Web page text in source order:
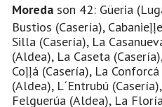
Moreda son 42: Güeria
Bustios (Casería),
Silla (Casería), La
(Aldea), La Caseta
Coḷḷá (Casería), La
(Aldea), L´Entrubú
Felguerúa (Aldea), La